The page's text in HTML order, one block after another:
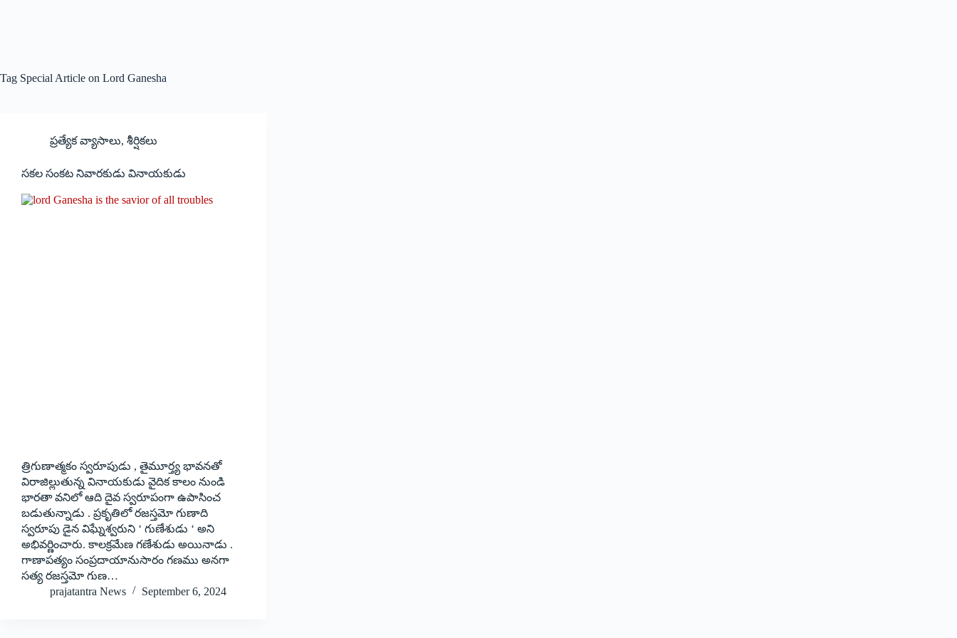
Tag Special Article on Lord Ganesha
ప్రత్యేక వ్యాసాలు, శీర్షికలు
సకల సంకట నివారకుడు వినాయకుడు
త్రిగుణాత్మకం స్వరూపుడు , తైమూర్త్య భావనతో
విరాజిల్లుతున్న వినాయకుడు వైదిక కాలం నుండి
భారతా వనిలో ఆది దైవ స్వరూపంగా ఉపాసించ
బడుతున్నాడు . ప్రకృతిలో రజస్తమో గుణాది
స్వరూపు డైన విఘ్నేశ్వరుని ‘ గుణేశుడు ‘ అని
అభివర్ణించారు. కాలక్రమేణ గణేశుడు అయినాడు .
గాణాపత్యం సంప్రదాయానుసారం గణము అనగా
సత్య రజస్తమో గుణ…
prajatantra News
September 6, 2024